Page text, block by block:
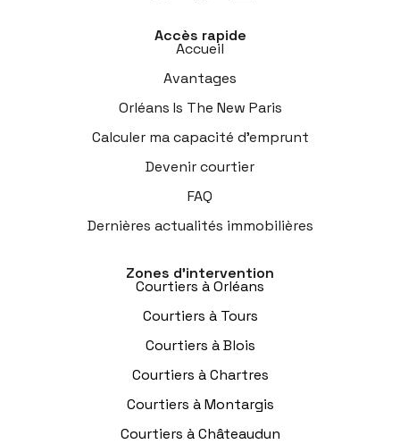
Accès rapide
Accueil
Avantages
Orléans Is The New Paris
Calculer ma capacité d’emprunt
Devenir courtier
FAQ
Dernières actualités immobilières
Zones d’intervention
Courtiers à Orléans
Courtiers à Tours
Courtiers à Blois
Courtiers à Chartres
Courtiers à Montargis
Courtiers à Châteaudun